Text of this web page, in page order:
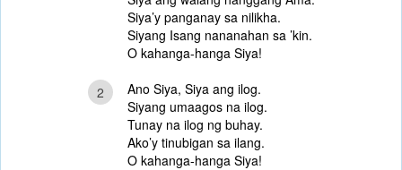
Siya’y panganay sa nilikha.
Siyang Isang nananahan sa ’kin.
O kahanga-hanga Siya!
2
Ano Siya, Siya ang ilog.
Siyang umaagos na ilog.
Tunay na ilog ng buhay.
Ako’y tinubigan sa ilang.
O kahanga-hanga Siya!